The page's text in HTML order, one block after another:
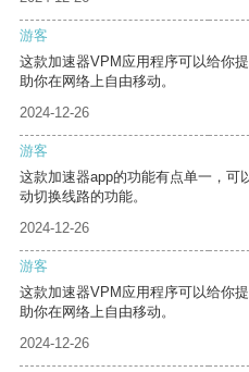
游客
这款加速器VPM应用程序可以给你
助你在网络上自由移动。
2024-12-26
游客
这款加速器app的功能有点单一，可
动切换线路的功能。
2024-12-26
游客
这款加速器VPM应用程序可以给你
助你在网络上自由移动。
2024-12-26